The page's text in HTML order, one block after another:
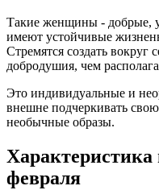
Такие женщины - добрые,
имеют устойчивые
Стремятся создать вокруг
добродушия, чем
Это индивидуальные и
внешне подчеркивать
необычные образы.
февраля